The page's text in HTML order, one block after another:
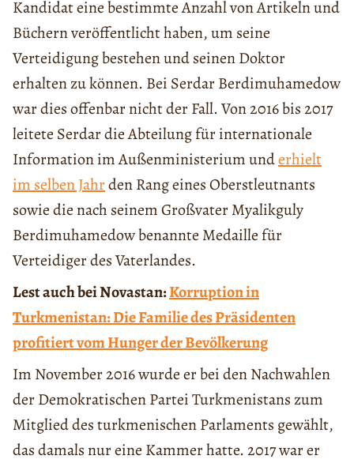
Kandidat eine bestimmte Anzahl von Artikeln und
Büchern veröffentlicht haben, um seine
Verteidigung bestehen und seinen Doktor
erhalten zu können. Bei Serdar Berdimuhamedow
war dies offenbar nicht der Fall. Von 2016 bis 2017
leitete Serdar die Abteilung für internationale
Information im Außenministerium underhielt
im selben Jahrden Rang eines Oberstleutnants
sowie die nach seinem Großvater Myalikguly
Berdimuhamedow benannte Medaille für
Verteidiger des Vaterlandes.
Lest auch bei Novastan:Korruption in
Turkmenistan: Die Familie des Präsidenten
profitiert vom Hunger der Bevölkerung
Im November 2016 wurde er bei den Nachwahlen
der Demokratischen Partei Turkmenistans zum
Mitglied des turkmenischen Parlaments gewählt,
das damals nur eine Kammer hatte. 2017 war er